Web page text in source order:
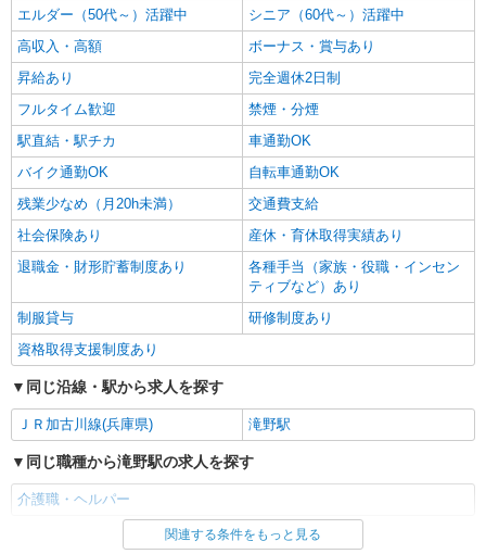
エルダー（50代～）活躍中
シニア（60代～）活躍中
高収入・高額
ボーナス・賞与あり
昇給あり
完全週休2日制
フルタイム歓迎
禁煙・分煙
駅直結・駅チカ
車通勤OK
バイク通勤OK
自転車通勤OK
残業少なめ（月20h未満）
交通費支給
社会保険あり
産休・育休取得実績あり
退職金・財形貯蓄制度あり
各種手当（家族・役職・インセン
ティブなど）あり
制服貸与
研修制度あり
資格取得支援制度あり
同じ沿線・駅から求人を探す
ＪＲ加古川線(兵庫県) 滝野駅
同じ職種から滝野駅の求人を探す
介護職・ヘルパー
同じ雇用形態から滝野駅の求人を探す
関連する条件をもっと見る